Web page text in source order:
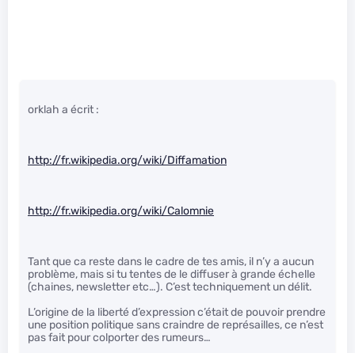
orklah a écrit :
http://fr.wikipedia.org/wiki/Diffamation
http://fr.wikipedia.org/wiki/Calomnie
Tant que ca reste dans le cadre de tes amis, il n’y a aucun
problème, mais si tu tentes de le diffuser à grande échelle
(chaines, newsletter etc…). C’est techniquement un délit.
L’origine de la liberté d’expression c’était de pouvoir prendre
une position politique sans craindre de représailles, ce n’est
pas fait pour colporter des rumeurs…